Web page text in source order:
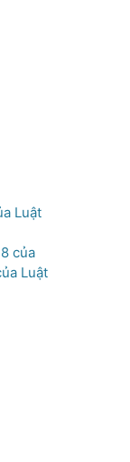
Luật
của
Luật